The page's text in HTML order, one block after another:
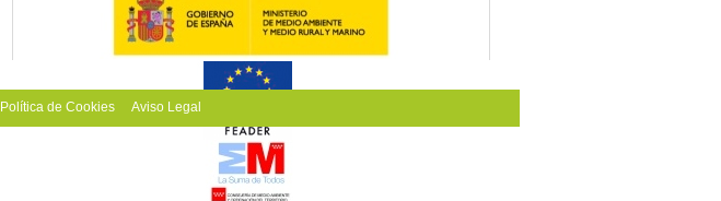
Política de Cookies Aviso Legal